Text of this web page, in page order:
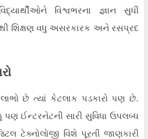
વિશ્વભરના જ્ઞાન સુધી
શિક્ષણ વધુ અસરકારક અને રસપ્રદ
છે ત્યાં કેટલાક પડકારો પણ છે.
પણ ઈન્ટરનેટની સારી સુવિધા ઉપલબ્ધ
ટેક્નોલોજી વિશે પૂરતી જાણકારી